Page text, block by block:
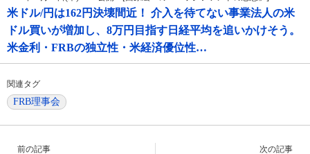
米ドル/円は162円決壊間近！ 介入を待てない事業法人の米
ドル買いが増加し、8万円目指す日経平均を追いかけそう。
米金利・FRBの独立性・米経済優位性…
関連タグ
FRB理事会
前の記事 次の記事